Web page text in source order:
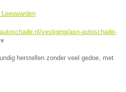
vestiging/asn-autoschade-
▼
herstellen zonder veel gedoe, met